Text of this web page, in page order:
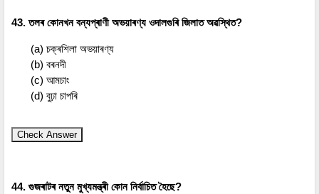
43. তলৰ কোনখন বন্যপ্ৰাণী অভয়াৰণ্য ওদালগুৰি জিলাত অৱস্থিত?
(a) চক্ৰশিলা অভয়াৰণ্য
(b) বৰনদী
(c) আমচাং
(d) বুঢ়া চাপৰি
Check Answer
44. গুজৰাটৰ নতুন মুখ্যমন্ত্ৰী কোন নিৰ্বাচিত হৈছে?